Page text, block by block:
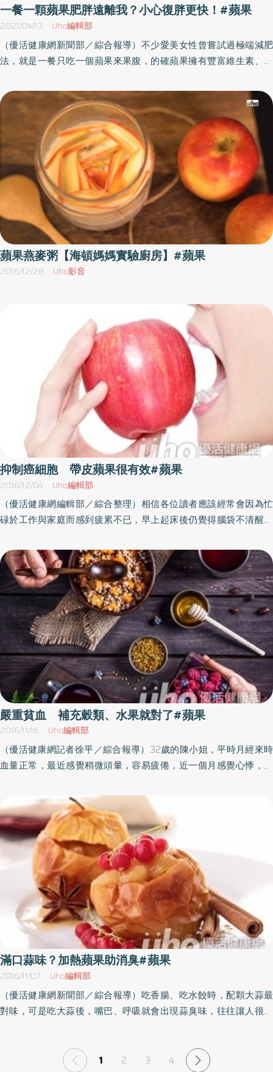
一餐一顆蘋果肥胖遠離我？小心復胖更快！#蘋果
2021/04/13 Uho編輯部
（優活健康網新聞部／綜合報導）不少愛美女性曾嘗試過極端減肥
法，就是一餐只吃一個蘋果來果腹，的確蘋果擁有豐富維生素、膳
降了、身體受得了嗎？營養師提醒，餐餐只吃水果減肥，雖然在短
時間內會看到成效，但長遠來說，對身體健康無益，而且一旦恢復
正常飲食，復胖速度之快可以想見。果汁要喝現打、不加糖、沒有
過濾纖維質想要減肥成功，營養一定要均衡，若想嘗試水果減肥
法，建議將水果安排在「餐與餐之間吃」，既幫助消化、排便，也
取代肚子餓時吃餅乾、零食的欲望，避免攝取過多熱量，導致減肥
失敗；營養師林上筳提醒，切忌用水果代替主食，因為身體運作需
要好的碳水化合物、蛋白質，才能幫助肌肉修復、增強力氣，用水
果取代白飯、米食，反而可能餓得快、造成血糖波動。 吃進肚子的
食物盡量選原型食物，水果也是，同時挑選熱量較低的水果，例如
芭樂、番茄等，除了挑選低GI外，更可選要花時間咀嚼的水果，增
加飽足感。有不少人為了方便，會選擇果汁代替水果，來補足一天
能還有其他添加物，現打果汁保留水果完整的營養素和纖維素，如
果只喝清澈、有加糖的蔬果汁，除了本身營養不足，還可能攝取額
外熱量，反而容易變胖。水果當正餐 恐營養不良、皮膚失去光澤
營養師表示，水果減肥法是可行的，但餐餐只吃水果，營養會攝取
不足，尤其缺少油脂，會讓皮膚沒有光澤，也容易引起便秘、排便
不順，荷爾蒙也會受影響，可能造成月經不順、失調、甚至停經。
蘋果燕麥粥【海頓媽媽實驗廚房】#蘋果
2016/12/28 Uho影音
抑制癌細胞 帶皮蘋果很有效#蘋果
2016/12/04 Uho編輯部
（優活健康網編輯部／綜合整理）相信各位讀者應該經常會因為忙
碌於工作與家庭而感到疲累不已，早上起床後仍覺得腦袋不清醒、
氣會成為自由基 造成慢性疲勞症候群咬下去喀嚓喀嚓的口感，與
蘋果汁液流出的感覺，應該可以讓你感到清醒。那種無法消除的疲
勞感、身體沉重、腦袋混沌、一片空白、總覺得要爬上車站的階梯
很困難、站在電車裡就覺得很痛苦、工作時經常會有睡意來襲…等症
狀，在健康檢查時都不會有具體數據，但是恐怕有許多人鎮日都受
苦於這種「慢性疲勞症候群」吧！從中醫的角度來看，這些就是所
謂的「不完全健康」狀態，慢性疲勞有各種的原因，但是我們可將
自由基在惡作劇視為主要的原因之一，我們所吸入的氧氣有2 ％會成
為自由基，會因為食物或壓力而在體內產生，透過此自由基的作
用，細胞會跟著生鏽，而造成慢性疲勞症候群。帶皮蘋果的抗氧化
作用更強蘋果皮上所含有的多酚具有清除自由基的作用，也就是所
謂的抗氧化作用，同時，蘋果皮中所含有的維他命C也被認可具有抗
氧化作用，根據英國知名科學雜誌《Nature》於2001年6月22日號
所刊載、來自美國康乃爾大學的報告，每100g蘋果裡面具有很於
1500mg維生素C的抗氧化作用，特別是帶皮蘋果的抗氧化作用更
皮素（quercetin）、糖苷glycosidic）等都是僅存於果皮上抗氧化成
分，因此我們果然無從否定帶皮蘋果的優勢。帶皮蘋果能有效阻止
癌細胞的發育附帶一提，康乃爾大學所使用的是人類大腸癌細胞株
（CACO-2）以及肝癌細胞株（HepG2），在試管中實驗蘋果萃取成
分對於癌細胞增生的抑制效果，並且得到蘋果萃取濃度越高越能夠
抑制癌細胞增生之結果報告，關於此增生抑制率之結果：在大腸癌
細胞株方面：帶皮蘋果→約43％去皮蘋果→約29％在肝癌細胞株方
面：帶皮蘋果→約57％去皮蘋果→約40％報告顯示，帶皮蘋果的抗
氧化力，約是去皮蘋果的2倍之多，顯示比去皮蘋果，帶皮蘋果更能
夠有效阻止大腸癌與肝癌細胞的成長發育。（本文摘自／蘋果膠生
食療法：斷糖．整腸．排毒．防癌／世茂出版）
嚴重貧血 補充穀類、水果就對了#蘋果
2016/11/16 Uho編輯部
（優活健康網記者徐平／綜合報導）32歲的陳小姐，平時月經來時
血量正常，最近感覺稍微頭暈，容易疲倦，近一個月感覺心悸，走
嚴重貧血，住院做進一步檢查及治療。缺鐵性貧血伴維他命B12缺乏
胃鏡檢查發現胃只剩30c.c.併有胃食道逆流，另外血液檢查發現鐵離
子缺乏，總鐵蛋白結合能力增加，最後診斷為缺鐵性貧血伴維他命
B12缺乏，因此給予鐵劑及維他命B12靜脈注射治療。臺北市立聯合
醫院忠孝院區血液腫瘤科主任李治宇解釋，所謂貧血就是紅血球減
少，血紅素減少之意，正常血紅素男性為14～18克／百毫升，女性
為12～14克／百毫升，低於此數值就是貧血，即男性血紅素低於14
克／百毫升，女性低於12克／百毫升。頭暈、頭痛、虛弱、臉色蒼
白常見症狀為頭暈、頭痛、虛弱、看起來臉色蒼白，走路會喘及心
悸，嚴重者甚至昏厥或心臟衰竭，有些病人記憶力減退、免疫力減
低、胃液減少、食慾差、且有掉頭髮及指甲變形、易斷現象出來。
找出貧血原因，加以治療，如缺鐡性貧血，若由胃潰瘍所引起，則
需治療胃潰痬，並補充鐡劑，若由胃癌出血引起，則需手術開刀治
療，若是胃切除吸收不良則需補充鐵劑（口服不成則需靜脈注射）
及維他命B12若是長期素食，鐡質攝取不夠，則需補充鐡質，若是維
子、黑豆若是長期素食，鐡質攝取不夠，則需補充以下食物：蘋
果、梨子、黑豆、葡萄柚、菠菜、肉類、肝臟類、豬血、豬血糕，
滿口蒜味？加熱蘋果助消臭#蘋果
2016/11/07 Uho編輯部
（優活健康網新聞部／綜合報導）吃香腸、吃水餃時，配顆大蒜最
對味，可是吃大蒜後，嘴巴、呼吸就會出現蒜臭味，往往讓人很尷
蒜臭味。蒜臭味來自硫化物美國俄亥俄州立大學研究團隊讓受試者
1 2 3 4